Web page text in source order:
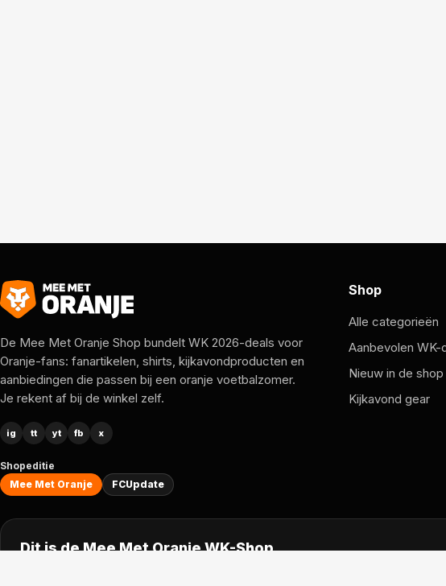
De Mee Met Oranje Shop bundelt WK 2026-deals voor
Oranje-fans: fanartikelen, shirts, kijkavondproducten en
aanbiedingen die passen bij een oranje voetbalzomer.
Je rekent af bij de winkel zelf.
ig tt yt fb x
Shopeditie
Mee Met Oranje
FCUpdate
Shop
Alle categorieën
Aanbevolen WK-
Nieuw in de shop
Kijkavond gear
Dit is de Mee Met Oranje WK-Shop.